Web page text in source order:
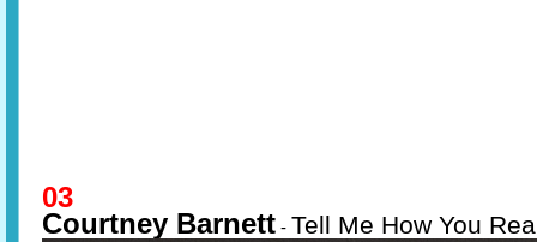
03
Courtney Barnett - Tell Me How You